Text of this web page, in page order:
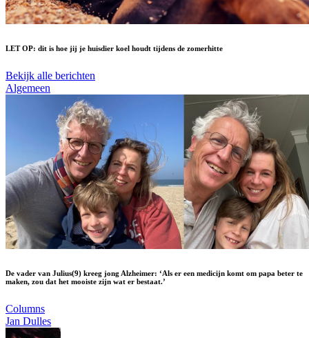
LET OP: dit is hoe jij je huisdier koel houdt tijdens de zomerhitte
Bekijk alle berichten
Algemeen
De vader van Julius(9) kreeg jong Alzheimer: ‘Als er een medicijn komt om papa beter te
maken, zou dat het mooiste zijn wat er bestaat.’
Columns
Jan Dulles